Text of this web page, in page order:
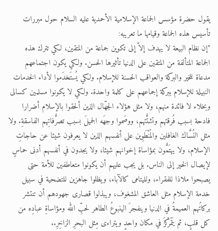
اقرأ هذا الكتاب وتعرّف على حقيقة
الحجّ.. دلالات، حِكم، وأهداف >> المزيد
اقرأ هذا المقال في أهمية عيد
يقول حضرة مؤسس الجماعة الإسلامية الأحمدية عليه السلام حول مبررات
تأسيس هذه الجماعة وقيامها ما تعريبه:
"إن نظام البيعة لا يهدف إلاّ إلى تكوين جماعة من المتقين، لكي تترك هذه
الجماعة المتألفة من المتقين على الدنيا تأثيرها الحسن. ولكي يكون اجتماعهم
مدعاة للخير والبركة والعواقب الحسنة للإسلام. ولكي يُستَخدَموا لأداء الخدمات
النبيلة للإسلام ببركة إجماعهم على كلمة واحدة. ولكي لا يكونوا مسلمين كسالى
وبخلاء لا فائدة منهم، ولا مثل هؤلاء الجهّال الذين ألحقوا بالإسلام أضرارا
فادحة بسبب فُرقتهم وتشتُّتهم، ووصَموا وجهَه الجميلَ بسبب تصرُّفاتِهم الفاسقةِ. ولا
مثل النُسَّاك الغافلين والمُنْطَوِين على أنفسهم الذين لا يعرفون شيئا عن حاجاتِ
الإسلام، ولا يهتَمُّون بمؤاساة إخوانهم شيئا، ولا يجدون في أنفسهم أدنى حماسٍ
لإيصال الخير إلى الناس. بل يجب عليهم أن يكونوا متعاطفين للأمة حتى
يصبحوا ملاذا للفقراء، ولليتامى كالآباء، ويظلوا جاهزين للتضحية في سبيل
خدمة الإسلام مثل العاشق المشغوف، ويبذلوا قصارى جهودهم أن تنتشر
بركاتُهم العميمةُ في الدنيا وينفجرَ الينبوعُ الطاهر لحبِّ الله ومؤاساةِ عبادِه من
كل قلبٍ، ثم يتَمَرْكزَ في مكان واحدٍ ويتراءى مِثل البحرِ الزاخِرِ..